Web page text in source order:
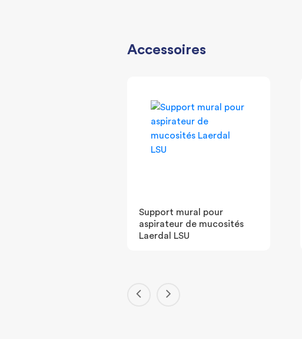
Accessoires
Support mural pour
aspirateur de mucosités
Laerdal LSU